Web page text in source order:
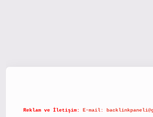
Reklam ve İletişim: E-mail: